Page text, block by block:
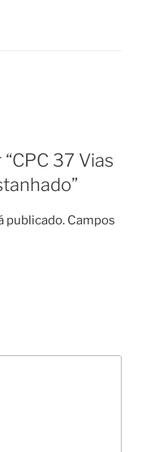
37 Vias
publicado. Campos